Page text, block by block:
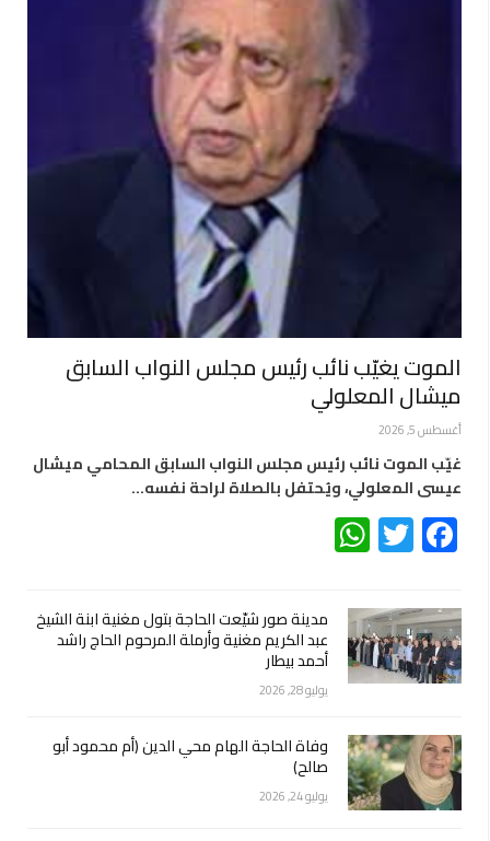
الموت يغيّب نائب رئيس مجلس النواب السابق
ميشال المعلولي
أغسطس 5, 2026
غيّب الموت نائب رئيس مجلس النواب السابق المحامي ميشال
عيسى المعلولي، ويُحتفل بالصلاة لراحة نفسه…
Facebook
Twitter
مدينة صور شيّعت الحاجة بتول مغنية ابنة الشيخ
عبد الكريم مغنية وأرملة المرحوم الحاج راشد
أحمد بيطار
يوليو 28, 2026
وفاة الحاجة الهام محي الدين (أم محمود أبو
صالح)
يوليو 24, 2026